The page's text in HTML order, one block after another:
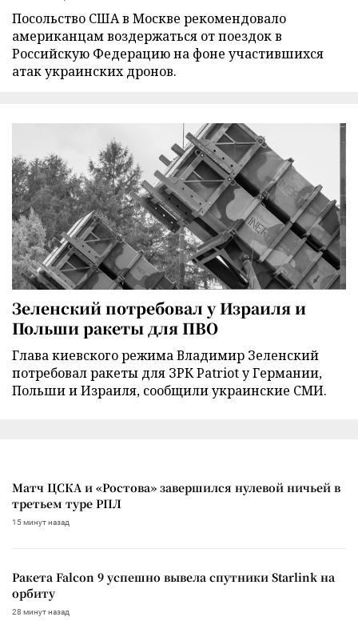
Посольство США в Москве рекомендовало
американцам воздержаться от поездок в
Российскую Федерацию на фоне участившихся
атак украинских дронов.
Зеленский потребовал у Израиля и
Польши ракеты для ПВО
Глава киевского режима Владимир Зеленский
потребовал ракеты для ЗРК Patriot у Германии,
Польши и Израиля, сообщили украинские СМИ.
Матч ЦСКА и «Ростова» завершился нулевой ничьей в
третьем туре РПЛ
15 минут назад
Ракета Falcon 9 успешно вывела спутники Starlink на
орбиту
28 минут назад